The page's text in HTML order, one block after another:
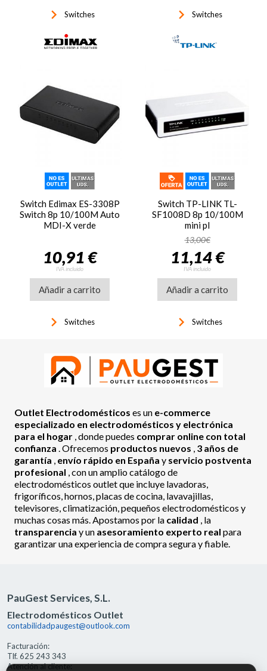
keyboard_arrow_right Switches keyboard_arrow_right Switches
Switch Edimax ES-3308P
Switch 8p 10/100M Auto
MDI-X verde
10,91 €
IVA incluido
Añadir a carrito
keyboard_arrow_right Switches
Switch TP-LINK TL-
SF1008D 8p 10/100M
mini pl
13,00€
11,14 €
IVA incluido
Añadir a carrito
keyboard_arrow_right Switches
Outlet Electrodomésticos es un e-commerce
especializado en electrodomésticos y electrónica
para el hogar , donde puedes comprar online con total
confianza . Ofrecemos productos nuevos , 3 años de
garantía , envío rápido en España y servicio postventa
profesional , con un amplio catálogo de
electrodomésticos outlet que incluye lavadoras,
frigoríficos, hornos, placas de cocina, lavavajillas,
televisores, climatización, pequeños electrodomésticos y
muchas cosas más. Apostamos por la calidad , la
transparencia y un asesoramiento experto real para
garantizar una experiencia de compra segura y fiable.
PauGest Services, S.L.
Electrodomésticos Outlet
contabilidadpaugest@outlook.com
Facturación:
Tlf. 625 243 343
Atención al cliente: